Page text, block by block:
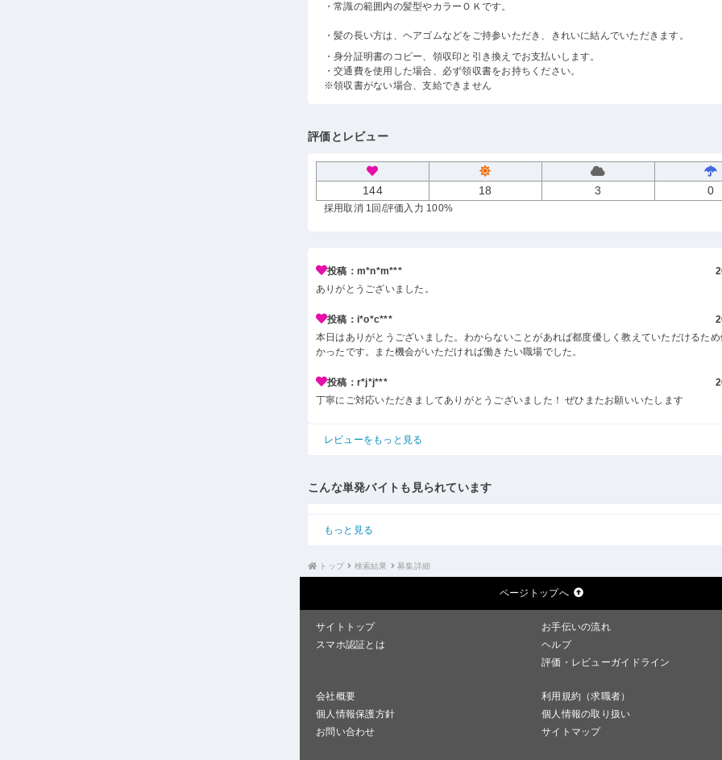
・常識の範囲内の髪型やカラーＯＫです。
・髪の長い方は、ヘアゴムなどをご持参いただき、きれいに結んでいただきます。
・身分証明書のコピー、領収印と引き換えでお支払いします。
・交通費を使用した場合、必ず領収書をお持ちください。
※領収書がない場合、支給できません
評価とレビュー
144 18 3 0
採用取消 1回 /評価入力 100%
投稿：m*n*m***
ありがとうございました。
投稿：i*o*c***
本日はありがとうございました。わからないことがあれば都度優しく教えていただけるた
かったです。また機会がいただければ働きたい職場でした。
投稿：r*j*j***
丁寧にご対応いただきましてありがとうございました！ ぜひまたお願いいたします
レビューをもっと見る
こんな単発バイトも見られています
もっと見る
トップ 検索結果 募集詳細
ページトップへ
サイトトップ
お手伝いの流れ
スマホ認証とは
ヘルプ
評価・レビューガイドライン
会社概要
利用規約（求職者）
個人情報保護方針
個人情報の取り扱い
お問い合わせ
サイトマップ